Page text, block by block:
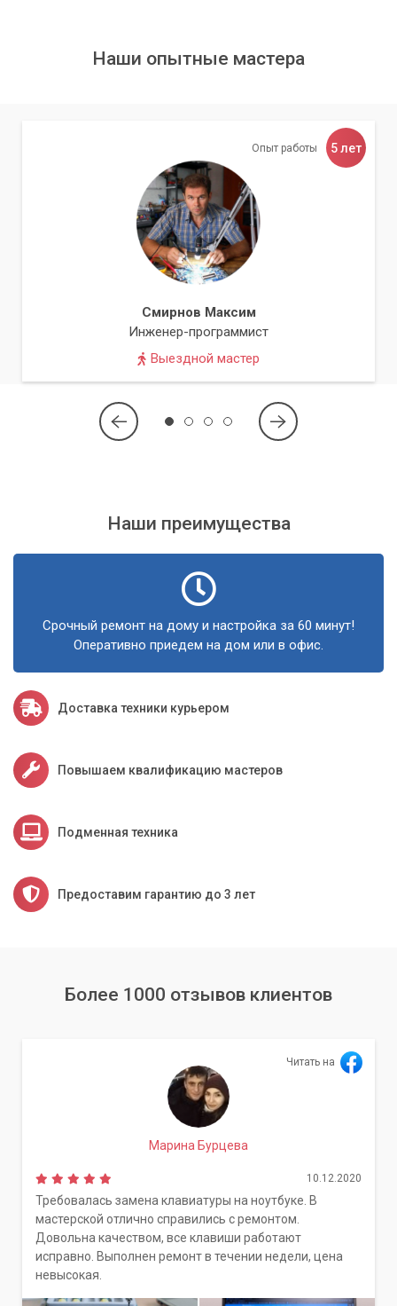
того, модернизация может увеличить срок службы
В заключение, модернизация персонального компьютера
может значительно улучшить его производительность и
функциональность, что позволит более комфортно
работать и проводить свободное время.
Если у вас возникли проблемы с компьютером или вы
сервисный центр «Компьютерный Мастер».
Квалифицированные специалисты помогут вам решить
любые проблемы с вашим устройством.
Наши опытные мастера
Опыт работы 5 лет
Смирнов Максим
Инженер-программист
Выездной мастер
Наши преимущества
Срочный ремонт на дому и настройка за 60 минут!
Оперативно приедем на дом или в офис.
Доставка техники курьером
Повышаем квалификацию мастеров
Подменная техника
Предоставим гарантию до 3 лет
Более 1000 отзывов клиентов
Читать на
Марина Бурцева
10.12.2020
Требовалась замена клавиатуры на ноутбуке. В
мастерской отлично справились с ремонтом.
Довольна качеством, все клавиши работают
исправно. Выполнен ремонт в течении недели, цена
невысокая.